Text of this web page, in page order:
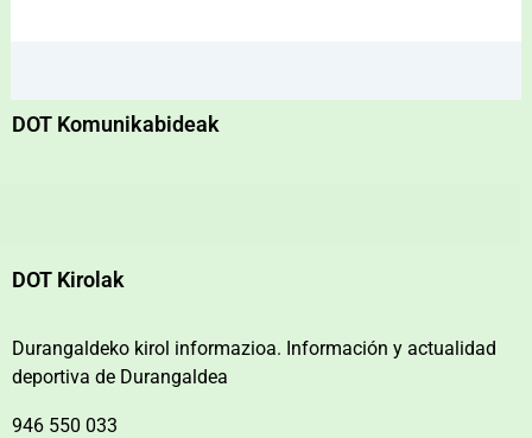
DOT Komunikabideak
DOT Kirolak
Durangaldeko kirol informazioa. Información y actualidad
deportiva de Durangaldea
946 550 033